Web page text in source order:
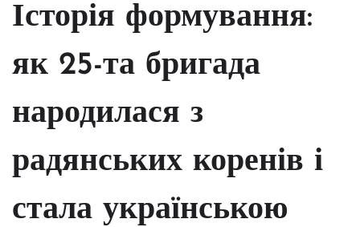
Історія формування:
як 25-та бригада
народилася з
радянських коренів і
стала українською